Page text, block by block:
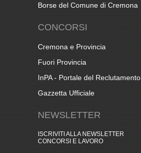
Borse del Comune di Cremona
CONCORSI
Cremona e Provincia
Fuori Provincia
InPA - Portale del Reclutamento
Gazzetta Ufficiale
NEWSLETTER
ISCRIVITI ALLA NEWSLETTER
CONCORSI E LAVORO